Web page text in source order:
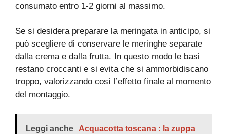
consumato entro 1-2 giorni al massimo.
Se si desidera preparare la meringata in anticipo, si
può scegliere di conservare le meringhe separate
dalla crema e dalla frutta. In questo modo le basi
restano croccanti e si evita che si ammorbidiscano
troppo, valorizzando così l’effetto finale al momento
del montaggio.
Leggi anche
Acquacotta toscana : la zuppa